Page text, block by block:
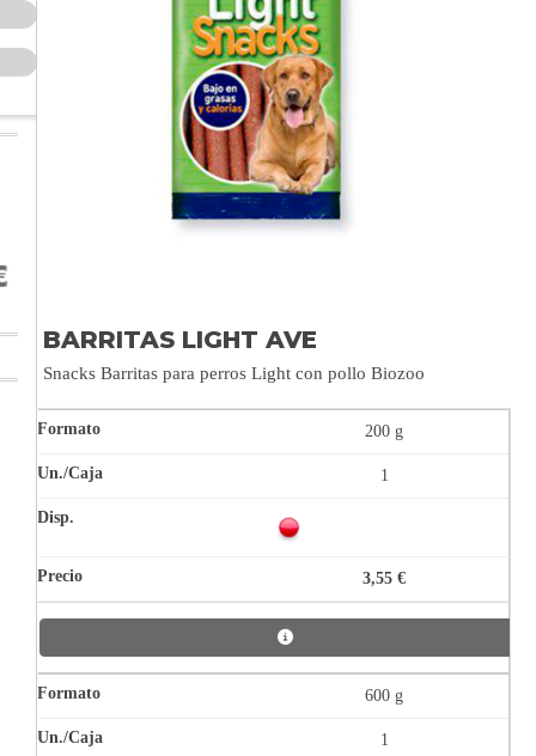
BARRITAS LIGHT AVE
Snacks Barritas para perros Light con pollo Biozoo
200 g
1
3,55 €
600 g
1